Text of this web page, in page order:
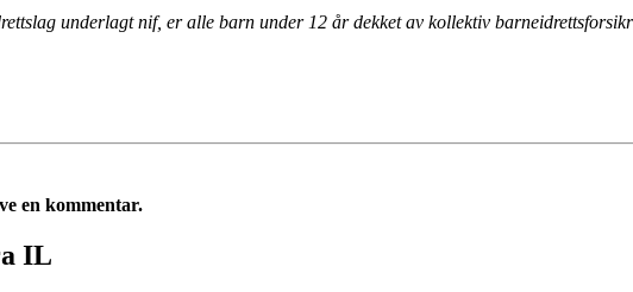
underlagt nif, er alle barn under 12 år dekket av kollektiv
en kommentar.
IL